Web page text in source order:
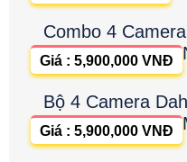
Combo 4
Giá : 5,900,000 VNĐ
Bộ 4 Camera
Giá : 5,900,000 VNĐ